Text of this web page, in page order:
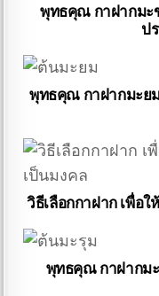
พุทธคุณ กาฝากมะ
ป
พุทธคุณ กาฝากมะย
วิธีเลือกกาฝาก เพื่อ
พุทธคุณ กาฝากม